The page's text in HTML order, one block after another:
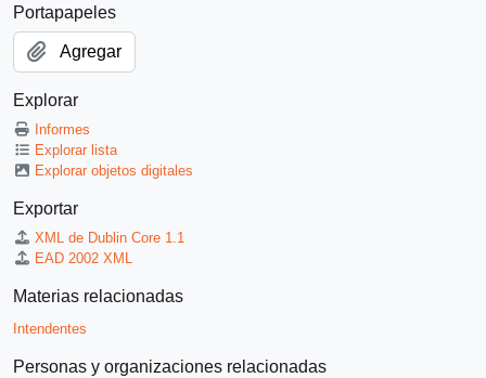
Portapapeles
Agregar
Explorar
Informes
Explorar lista
Explorar objetos digitales
Exportar
XML de Dublin Core 1.1
EAD 2002 XML
Materias relacionadas
Intendentes
Personas y organizaciones relacionadas